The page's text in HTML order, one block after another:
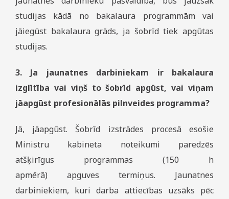
studijas kādā no bakalaura programmām vai
jāiegūst bakalaura grāds, ja šobrīd tiek apgūtas
studijas.
3. Ja jaunatnes darbiniekam ir bakalaura
izglītība vai viņš to šobrīd apgūst, vai viņam
jāapgūst profesionālās pilnveides programma?
Jā, jāapgūst. Šobrīd izstrādes procesā esošie
Ministru kabineta noteikumi paredzēs
atšķirīgus programmas (150 h
apmērā) apguves termiņus. Jaunatnes
darbiniekiem, kuri darba attiecības uzsāks pēc